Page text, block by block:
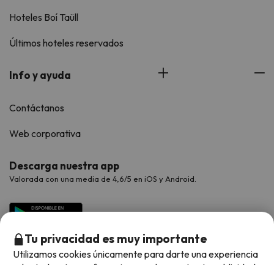
Hoteles Boí Taüll
Últimos hoteles reservados
Info y ayuda
Contáctanos
Web corporativa
Descarga nuestra app
Valorada con una media de 4,6/5 en iOS y Android.
Tu privacidad es muy importante
Utilizamos cookies únicamente para darte una experiencia